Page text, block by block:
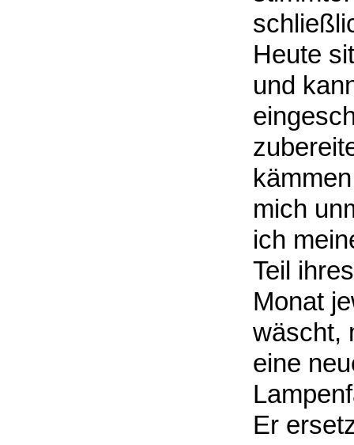
Heute
und
mich
ich
Teil
Monat
wäscht,
eine
Er